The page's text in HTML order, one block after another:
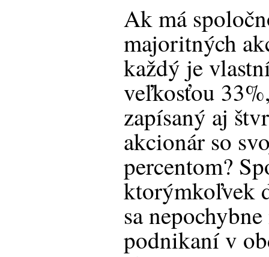
Ak má
majoritných
každý je
veľkosťou
zapísaný aj
akcionár so
percentom?
ktorýmkoľvek
sa
podnikaní v